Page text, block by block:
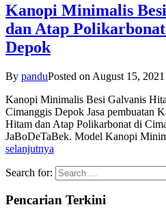
Kanopi Minimalis
dan Atap
Depok
By panduPosted on August 15, 2021
Kanopi Minimalis Besi Galvanis
Cimanggis Depok Jasa pembuatan
Hitam dan Atap Polikarbonat di
JaBoDeTaBek. Model Kanopi
selanjutnya
Search for:
Pencarian Terkini